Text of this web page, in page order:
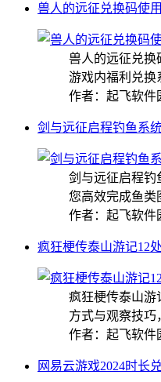
兽人的远征兑换码使
兽人的远征兑换
游戏内福利兑换
作者：起飞软件
剑与远征启程钓鱼系
剑与远征启程钓
您高效完成鱼类
作者：起飞软件
疯狂梗传泰山游记12
疯狂梗传泰山游
方式与观察技巧
作者：起飞软件
网易云游戏2024时长